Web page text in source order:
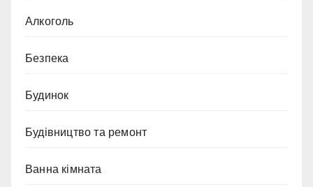
Алкоголь
Безпека
Будинок
Будівництво та ремонт
Ванна кімната